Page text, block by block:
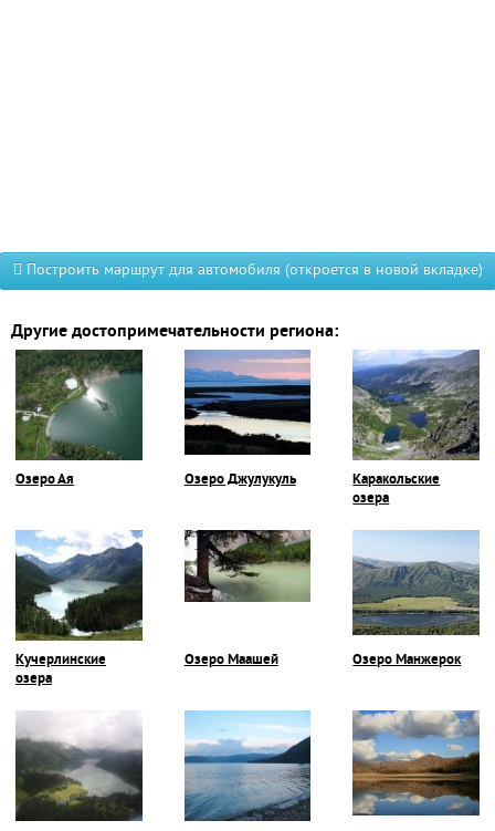
Построить маршрут для автомобиля (откроется в новой вкладке)
Другие достопримечательности региона:
Озеро Ая Озеро Джулукуль
Каракольские
озера
Кучерлинские
озера
Озеро Маашей Озеро Манжерок